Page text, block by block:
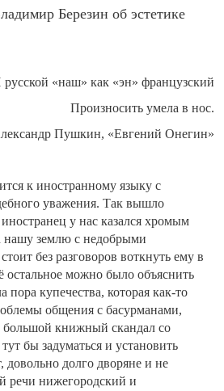
Березин об эстетике
«наш» как «эн» французский
Произносить умела в нос.
Пушкин, «Евгений Онегин»
к иностранному языку с
уважения. Так вышло
у нас казался хромым
землю с недобрыми
без разговоров воткнуть ему в
остальное можно было объяснить
купечества, которая как-то
общения с басурманами,
большой книжный скандал со
бы задуматься и установить
довольно долго дворяне и не
речи нижегородский и